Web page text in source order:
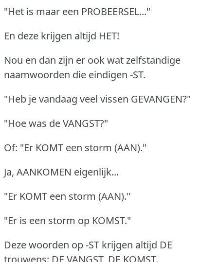
"Het is maar een PROBEERSEL..."
En deze krijgen altijd HET!
Nou en dan zijn er ook wat zelfstandige
naamwoorden die eindigen -ST.
"Heb je vandaag veel vissen GEVANGEN?"
"Hoe was de VANGST?"
Of: "Er KOMT een storm (AAN)."
Ja, AANKOMEN eigenlijk...
"Er KOMT een storm (AAN)."
"Er is een storm op KOMST."
Deze woorden op -ST krijgen altijd DE
trouwens: DE VANGST, DE KOMST.